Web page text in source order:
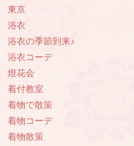
東京
浴衣
浴衣の季節到来♪
浴衣コーデ
燈花会
着付教室
着物で散策
着物コーデ
着物散策